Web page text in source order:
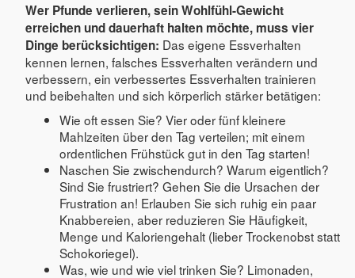
Wer Pfunde verlieren, sein Wohlfühl-Gewicht
erreichen und dauerhaft halten möchte, muss vier
Dinge berücksichtigen: Das eigene Essverhalten
kennen lernen, falsches Essverhalten verändern und
verbessern, ein verbessertes Essverhalten trainieren
und beibehalten und sich körperlich stärker betätigen:
Wie oft essen Sie? Vier oder fünf kleinere
Mahlzeiten über den Tag verteilen; mit einem
ordentlichen Frühstück gut in den Tag starten!
Naschen Sie zwischendurch? Warum eigentlich?
Sind Sie frustriert? Gehen Sie die Ursachen der
Frustration an! Erlauben Sie sich ruhig ein paar
Knabbereien, aber reduzieren Sie Häufigkeit,
Menge und Kaloriengehalt (lieber Trockenobst statt
Schokoriegel).
Was, wie und wie viel trinken Sie? Limonaden,